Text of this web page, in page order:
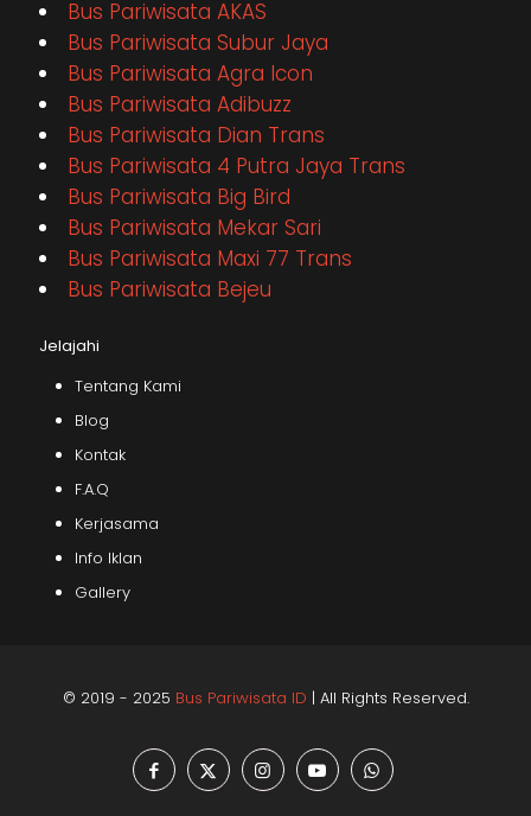
Bus Pariwisata AKAS
Bus Pariwisata Subur Jaya
Bus Pariwisata Agra Icon
Bus Pariwisata Adibuzz
Bus Pariwisata Dian Trans
Bus Pariwisata 4 Putra Jaya Trans
Bus Pariwisata Big Bird
Bus Pariwisata Mekar Sari
Bus Pariwisata Maxi 77 Trans
Bus Pariwisata Bejeu
Jelajahi
Tentang Kami
Blog
Kontak
F.A.Q
Kerjasama
Info Iklan
Gallery
© 2019 - 2025 Bus Pariwisata ID | All Rights Reserved.